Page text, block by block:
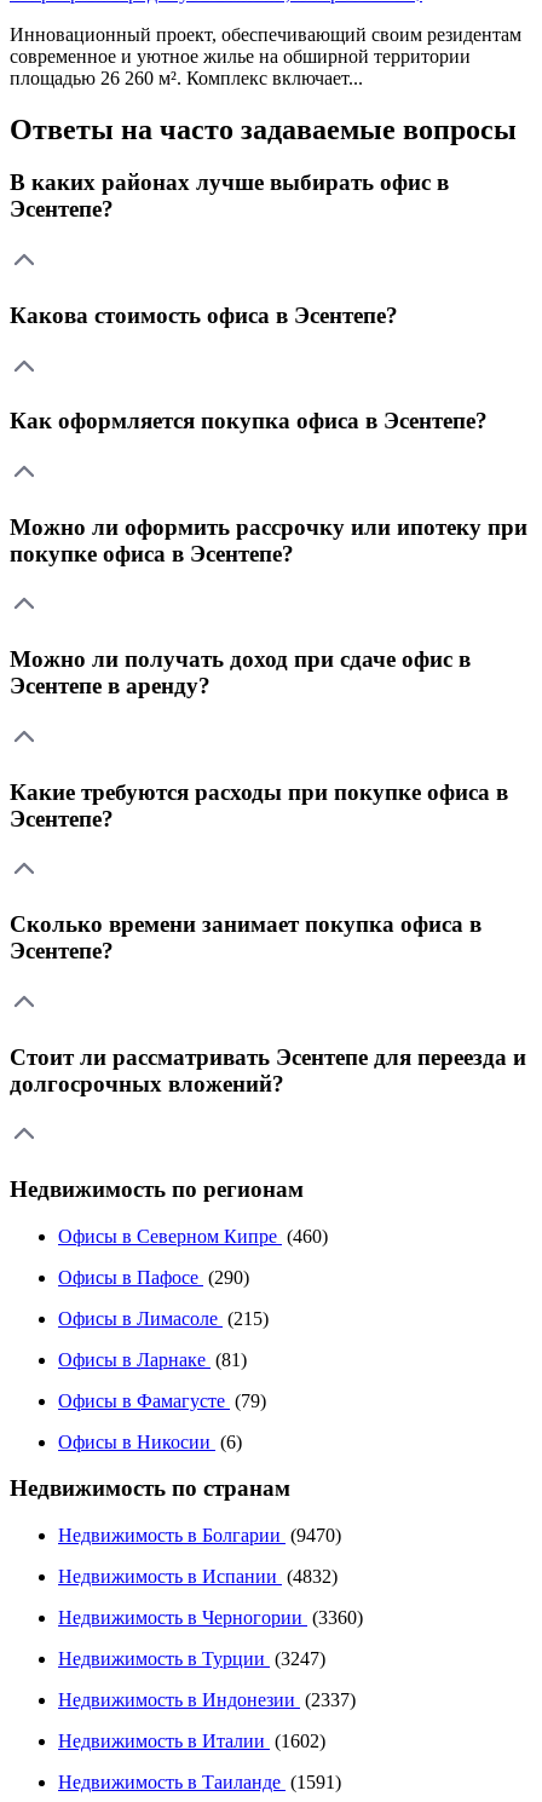
Инновационный проект, обеспечивающий своим резидентам
современное и уютное жилье на обширной территории
площадью 26 260 м². Комплекс включает...
Ответы на часто задаваемые вопросы
В каких районах лучше выбирать офис в
Эсентепе?
Какова стоимость офиса в Эсентепе?
Как оформляется покупка офиса в Эсентепе?
Можно ли оформить рассрочку или ипотеку при
покупке офиса в Эсентепе?
Можно ли получать доход при сдаче офис в
Эсентепе в аренду?
Какие требуются расходы при покупке офиса в
Эсентепе?
Сколько времени занимает покупка офиса в
Эсентепе?
Стоит ли рассматривать Эсентепе для переезда и
долгосрочных вложений?
Недвижимость по регионам
Офисы в Северном Кипре (460)
Офисы в Пафосе (290)
Офисы в Лимасоле (215)
Офисы в Ларнаке (81)
Офисы в Фамагусте (79)
Офисы в Никосии (6)
Недвижимость по странам
Недвижимость в Болгарии (9470)
Недвижимость в Испании (4832)
Недвижимость в Черногории (3360)
Недвижимость в Турции (3247)
Недвижимость в Индонезии (2337)
Недвижимость в Италии (1602)
Недвижимость в Таиланде (1591)